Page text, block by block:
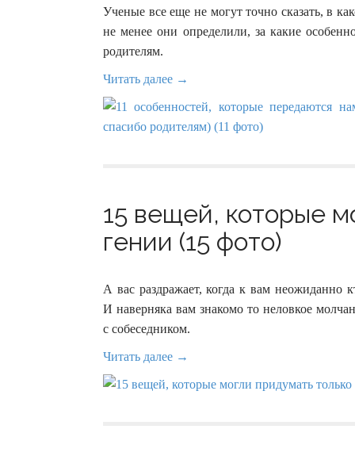
Ученые все еще не могут точно сказать, в
не менее они определили, за какие
родителям.
Читать далее →
15 вещей, которые
гении (15 фото)
А вас раздражает, когда к вам неожиданно
И наверняка вам знакомо то неловкое
с собеседником.
Читать далее →